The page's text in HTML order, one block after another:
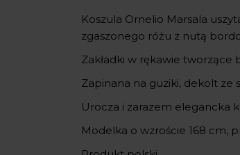
Koszula Ornelio Marsala
zgaszonego różu z nutą
Zakładki w rękawie
Zapinana na guziki, dekolt ze
Urocza i zarazem elegancka
Modelka o wzroście 168 cm,